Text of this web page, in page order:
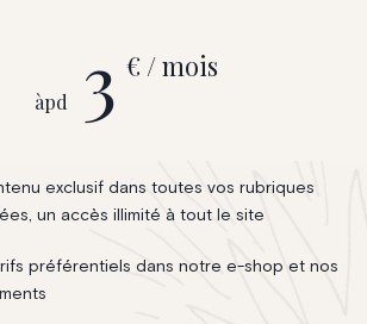
àpd 3 € / mois
exclusif dans toutes vos rubriques
un accès illimité à tout le site
préférentiels dans notre e-shop et nos